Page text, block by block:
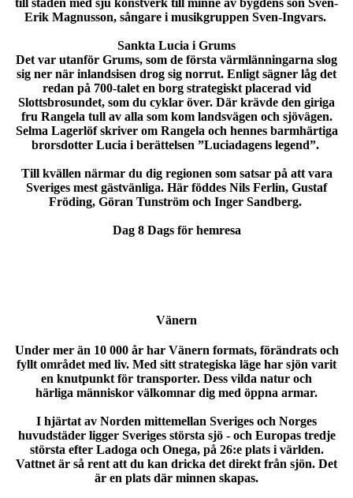
Erik Magnusson, sångare i musikgruppen Sven-Ingvars.
Sankta Lucia i Grums
Det var utanför Grums, som de första värmlänningarna slog
sig ner när inlandsisen drog sig norrut. Enligt sägner låg det
redan på 700-talet en borg strategiskt placerad vid
Slottsbrosundet, som du cyklar över. Där krävde den giriga
fru Rangela tull av alla som kom landsvägen och sjövägen.
Selma Lagerlöf skriver om Rangela och hennes barmhärtiga
brorsdotter Lucia i berättelsen ”Luciadagens legend”.
Till kvällen närmar du dig regionen som satsar på att vara
Sveriges mest gästvänliga. Här föddes Nils Ferlin, Gustaf
Fröding, Göran Tunström och Inger Sandberg.
Dag 8 Dags för hemresa
Vänern
Under mer än 10 000 år har Vänern formats, förändrats och
fyllt området med liv. Med sitt strategiska läge har sjön varit
en knutpunkt för transporter. Dess vilda natur och
härliga människor välkomnar dig med öppna armar.
I hjärtat av Norden mittemellan Sveriges och Norges
huvudstäder ligger Sveriges största sjö - och Europas tredje
största efter Ladoga och Onega, på 26:e plats i världen.
Vattnet är så rent att du kan dricka det direkt från sjön. Det
är en plats där minnen skapas.